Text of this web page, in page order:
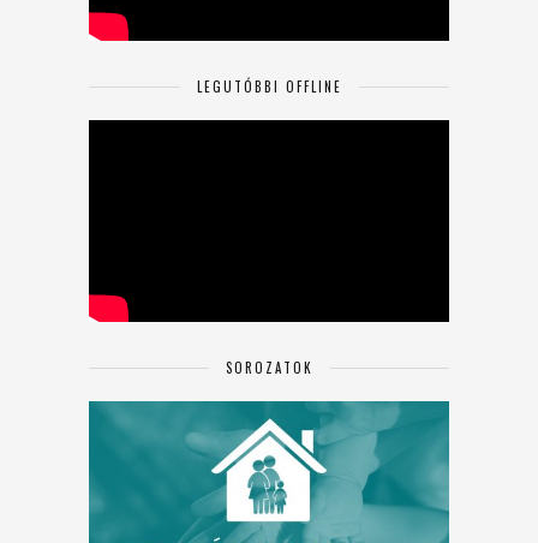
LEGUTÓBBI OFFLINE
SOROZATOK